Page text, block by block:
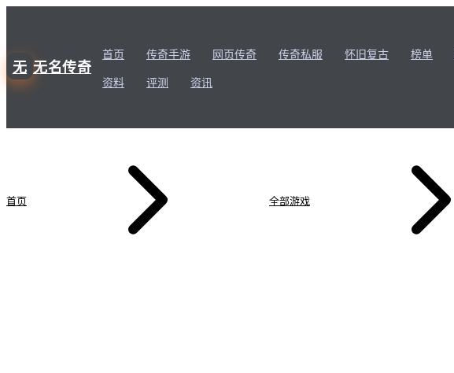
无 无名传奇
首页 传奇手游 网页传奇 传奇私服 怀旧复古 榜单
资料 评测 资讯
首页 全部游戏